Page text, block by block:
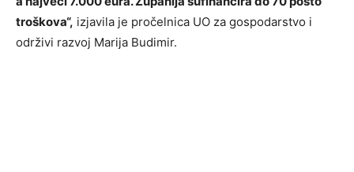
troškova“, izjavila je pročelnica UO za gospodarstvo i
održivi razvoj Marija Budimir.